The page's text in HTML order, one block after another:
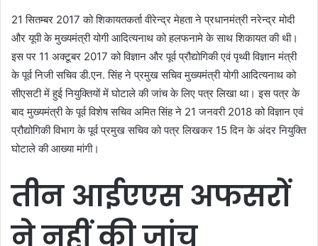
21 सितम्बर 2017 को शिकायतकर्ता वीरेन्द्र मेहता ने प्रधानमंत्री नरेन्द्र मोदी
और यूपी के मुख्यमंत्री योगी आदित्यनाथ को हलफनामे के साथ शिकायत की थी।
इस पर 11 अक्टूबर 2017 को विज्ञान और पूर्व प्रौद्योगिकी एवं पृथ्वी विज्ञान मंत्री
के पूर्व निजी सचिव डी.एन. सिंह ने प्रमुख सचिव मुख्यमंत्री योगी आदित्यनाथ को
सीएसटी में हुई नियुक्तियों में घोटाले की जांच के लिए पत्र लिखा था। इस पत्र के
बाद मुख्यमंत्री के पूर्व विशेष सचिव अमित सिंह ने 21 जनवरी 2018 को विज्ञान एवं
प्रौद्योगिकी विभाग के पूर्व प्रमुख सचिव को पत्र लिखकर 15 दिन के अंदर नियुक्ति
घोटाले की आख्या मांगी।
तीन आईएएस अफसरों
ने नहीं की जांच